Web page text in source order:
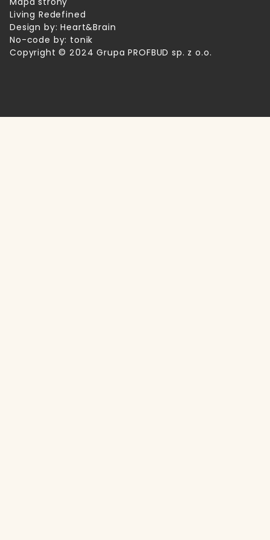
Copyright © 2024 Grupa PROFBUD sp. z o.o.
Living Redefined
Design by: Heart&Brain
No-code by: tonik